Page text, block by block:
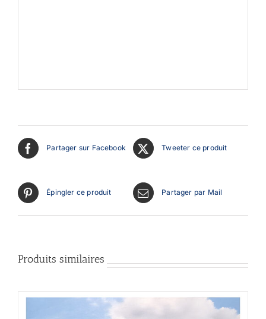
Partager sur Facebook Tweeter ce produit
Épingler ce produit Partager par Mail
Produits similaires